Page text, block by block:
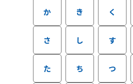
か き く
さ し す
た ち つ